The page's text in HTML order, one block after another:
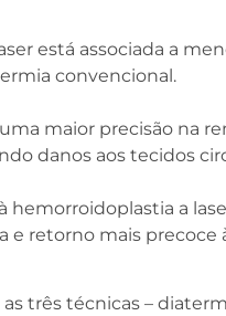
está associada a
convencional.
maior precisão na
danos aos tecidos
hemorroidoplastia a
e retorno mais precoce
três técnicas –